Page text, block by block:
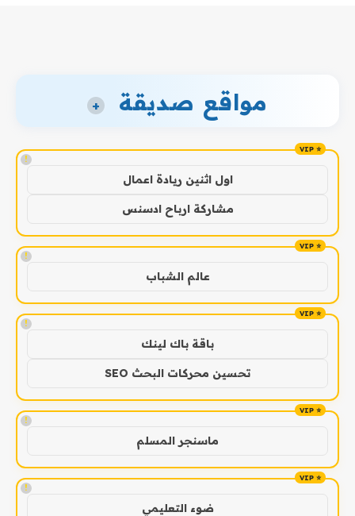
مواقع صديقة +
!
اول اثنين ريادة اعمال
مشاركة ارباح ادسنس
!
عالم الشباب
!
باقة باك لينك
تحسين محركات البحث SEO
!
ماسنجر المسلم
!
ضوء التعليمي